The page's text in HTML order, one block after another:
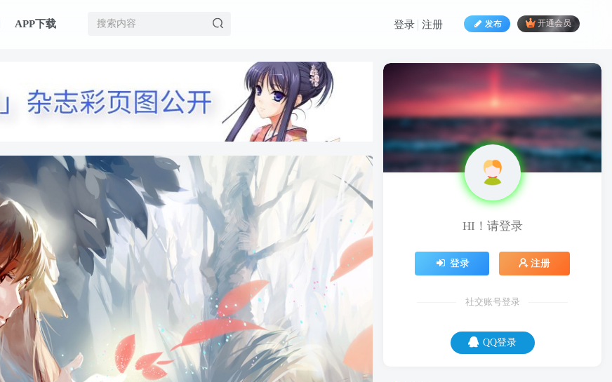
APP下载 发布 开通会员
登录 注册
HI！请登录
登录 注册
社交账号登录
QQ登录
HI！请登录
登录 注册
社交账号登录
QQ登录